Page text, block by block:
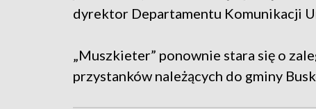
dyrektor Departamentu Komunikacji
„Muszkieter” ponownie stara się o
przystanków należących do gminy